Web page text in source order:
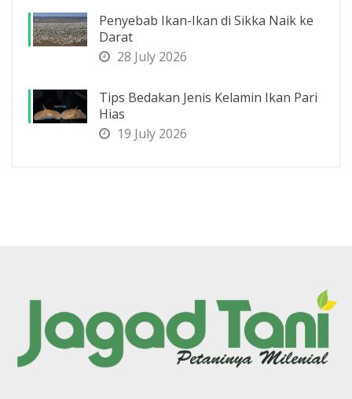
Penyebab Ikan-Ikan di Sikka Naik ke
Darat
28 July 2026
Tips Bedakan Jenis Kelamin Ikan Pari
Hias
19 July 2026